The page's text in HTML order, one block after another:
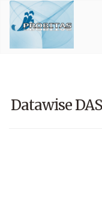
Datawise